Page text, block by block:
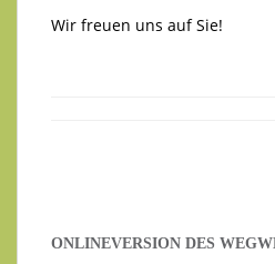
Wir freuen uns auf Sie!
ONLINEVERSION DES